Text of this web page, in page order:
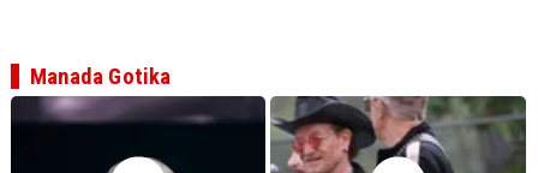
Manada Gotika